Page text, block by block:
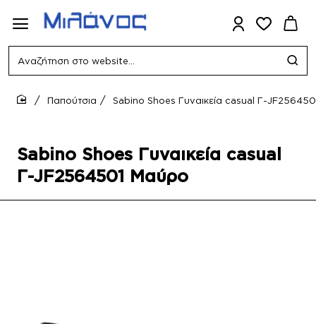
Αναζήτηση
website...
Sabino Shoes Γυναικεία casual
Γ-JF2564501 Μαύρο
Παπούτσια Sabino Shoes Γυναικεία casual Γ-